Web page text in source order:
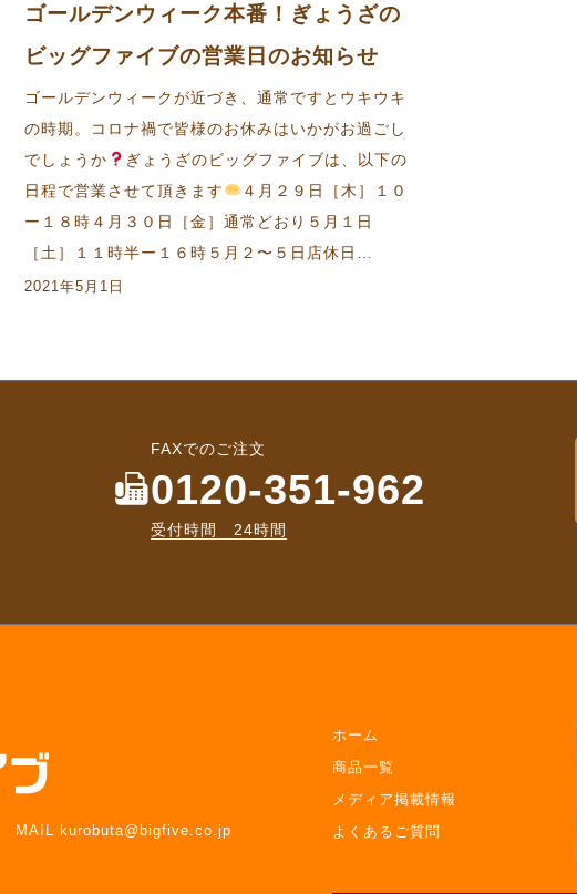
ゴールデンウィーク本番！ぎょうざの
ビッグファイブの営業日のお知らせ
ゴールデンウィークが近づき、通常ですとウキウキ
の時期。コロナ禍で皆様のお休みはいかがお過ごし
でしょうか
ぎょうざのビッグファイブは、以下の
日程で営業させて頂きます
４月２９日［木］１０
ー１８時４月３０日［金］通常どおり５月１日
［土］１１時半ー１６時５月２〜５日店休日…
2021年5月1日
FAXでのご注文
0120-351-962
受付時間 24時間
MAIL kurobuta@bigfive.co.jp
ホーム
商品一覧
メディア掲載情報
よくあるご質問